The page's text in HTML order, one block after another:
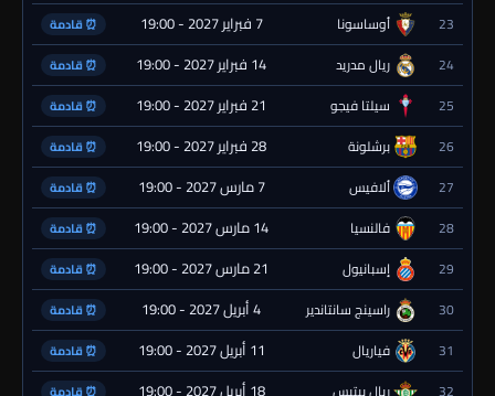
23 أوساسونا 7 فبراير 2027 - 19:00 ⏰ قادمة
24 ريال مدريد 14 فبراير 2027 - 19:00 ⏰ قادمة
25 سيلتا فيجو 21 فبراير 2027 - 19:00 ⏰ قادمة
26 برشلونة 28 فبراير 2027 - 19:00 ⏰ قادمة
27 ألافيس 7 مارس 2027 - 19:00 ⏰ قادمة
28 فالنسيا 14 مارس 2027 - 19:00 ⏰ قادمة
29 إسبانيول 21 مارس 2027 - 19:00 ⏰ قادمة
30 راسينج سانتاندير 4 أبريل 2027 - 19:00 ⏰ قادمة
31 فياريال 11 أبريل 2027 - 19:00 ⏰ قادمة
32 ريال بيتيس 18 أبريل 2027 - 19:00 ⏰ قادمة